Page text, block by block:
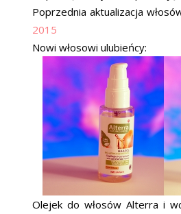
Poprzednia aktualizacja
2015
Nowi włosowi ulubieńcy:
Olejek do włosów Alterra i